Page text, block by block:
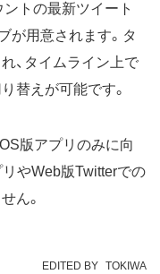
ントの最新ツイート
が用意されます。タ
、タイムライン上で
替えが可能です。
版アプリのみに向
やWeb版Twitterでの
ん。
EDITED BY TOKIWA